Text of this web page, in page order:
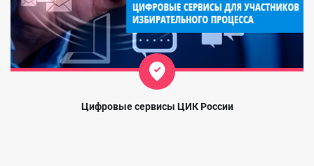
Цифровые сервисы ЦИК России